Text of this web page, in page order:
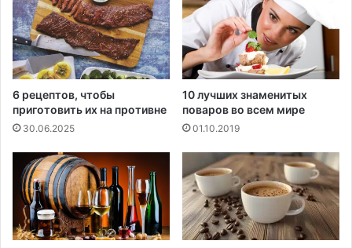
Е
в
р
о
п
ы
6 рецептов, чтобы
приготовить их на противне
30.06.2025
10 лучших знаменитых
поваров во всем мире
01.10.2019